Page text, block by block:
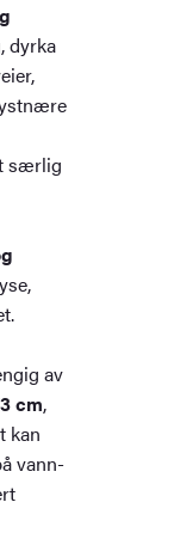
dyrka
særlig
av
cm,
kan
vann-